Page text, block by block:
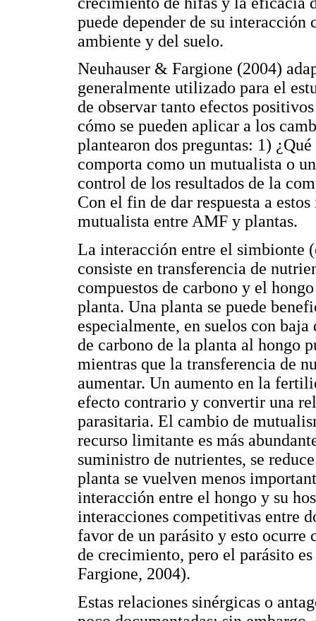
puede depender de su
ambiente y del suelo.
Neuhauser & Fargione (2004)
generalmente utilizado para el
de observar tanto efectos
cómo se pueden aplicar a los
plantearon dos preguntas: 1)
comporta como un mutualista o
control de los resultados de la
Con el fin de dar respuesta a
mutualista entre AMF y plantas.
La interacción entre el simbionte
consiste en transferencia de
compuestos de carbono y el
planta. Una planta se puede
especialmente, en suelos con
de carbono de la planta al hongo
mientras que la transferencia de
aumentar. Un aumento en la
efecto contrario y convertir una
parasitaria. El cambio de
recurso limitante es más
suministro de nutrientes, se
planta se vuelven menos
interacción entre el hongo y su
interacciones competitivas entre
favor de un parásito y esto ocurre
de crecimiento, pero el parásito
Fargione, 2004).
Estas relaciones sinérgicas o